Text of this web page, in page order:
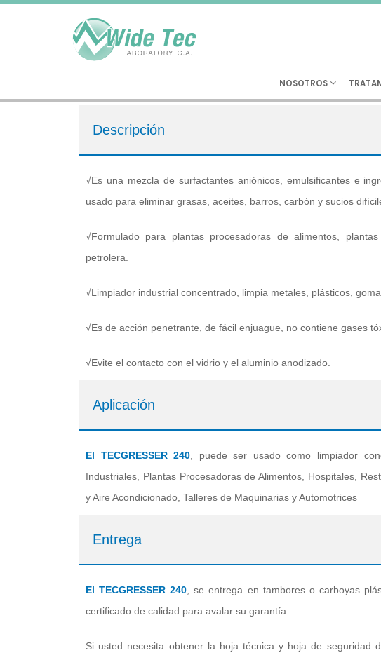
NOSOTROS
Descripción
√Es una mezcla de surfactantes aniónicos, emulsificantes e
usado para eliminar grasas, aceites, barros, carbón y sucios
√Formulado para plantas procesadoras de alimentos,
petrolera.
√Limpiador industrial concentrado, limpia metales, plásticos,
√Es de acción penetrante, de fácil enjuague, no contiene gases
√Evite el contacto con el vidrio y el aluminio anodizado.
Aplicación
El TECGRESSER 240 , puede ser usado como limpiador
Industriales, Plantas Procesadoras de Alimentos, Hospitales,
y Aire Acondicionado, Talleres de Maquinarias y Automotrices
Entrega
El TECGRESSER 240 , se entrega en tambores o carboyas
certificado de calidad para avalar su garantía.
Si usted necesita obtener la hoja técnica y hoja de seguridad